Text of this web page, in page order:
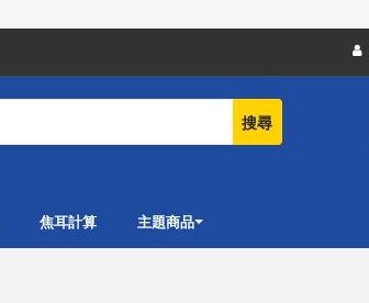
搜尋
焦耳計算 主題商品